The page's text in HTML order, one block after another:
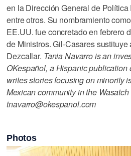
en la Dirección General de Política
entre otros. Su nombramiento
EE.UU. fue concretado en febrero
de Ministros. Gil-Casares
Dezcallar. Tania Navarro is an
OKespañol, a Hispanic publication
writes stories focusing on minority
Mexican community in the Wasatch
tnavarro@okespanol.com
Photos